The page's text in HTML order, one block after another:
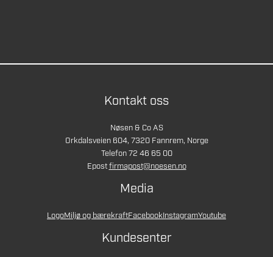
Kontakt oss
Nøsen & Co AS
Orkdalsveien 604, 7320 Fannrem, Norge
Telefon 72 46 65 00
Epostfirmapost@noesen.no
Media
LogoMiljø og bærekraftFacebookInstagramYoutube
Kundesenter